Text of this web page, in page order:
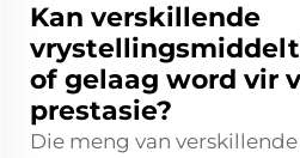
Kan verskillende
of gelaag word vir
prestasie?
Die meng van